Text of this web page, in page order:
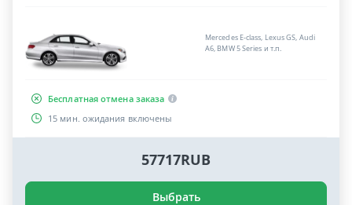
Mercedes E-class, Lexus GS, Audi
A6, BMW 5 Series и т.п.
Бесплатная отмена заказа
15 мин. ожидания включены
57717RUB
Выбрать